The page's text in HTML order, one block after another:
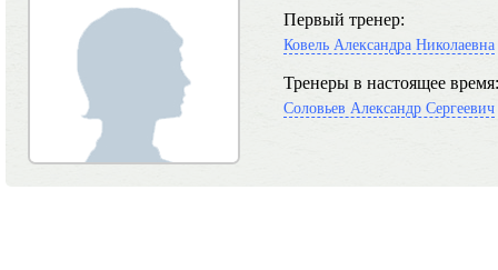
Первый тренер:
Ковель Александра Николаевна
Тренеры в настоящее время:
Соловьев Александр Сергеевич